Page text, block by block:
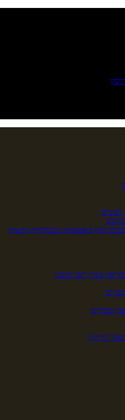
ולגוף באמצעות טכנולוגיות חדשות
צעיר רענן וטבעי
שפתיים
הרקות